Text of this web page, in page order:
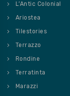
L’Antic Colonial
Ariostea
Tilestories
Terrazzo
Rondine
Terratinta
Marazzi